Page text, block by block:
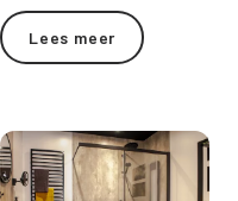
van het toilet een
stijlvolle ruimte maakt.
Lees meer